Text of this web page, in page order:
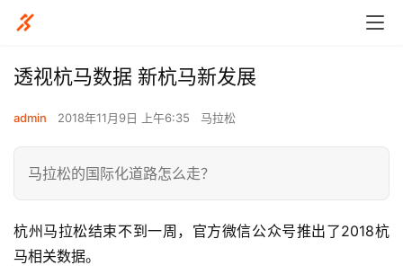
透视杭马数据 新杭马新发展
admin 2018年11月9日 上午6:35 马拉松
马拉松的国际化道路怎么走？
杭州马拉松结束不到一周，官方微信公众号推出了2018杭
马相关数据。